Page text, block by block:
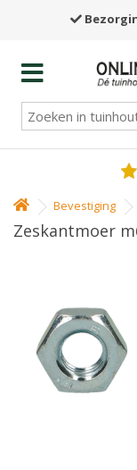
Bevestiging
Zeskantmoer